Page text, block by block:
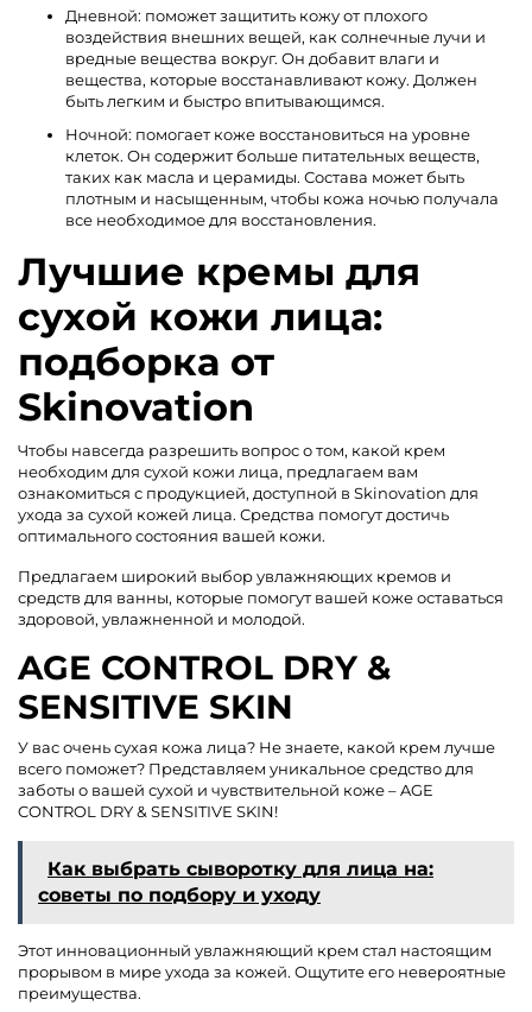
Дневной: поможет защитить кожу от плохого
воздействия внешних вещей, как солнечные лучи и
вредные вещества вокруг. Он добавит влаги и
вещества, которые восстанавливают кожу. Должен
быть легким и быстро впитывающимся.
Ночной: помогает коже восстановиться на уровне
клеток. Он содержит больше питательных веществ,
таких как масла и церамиды. Состава может быть
плотным и насыщенным, чтобы кожа ночью получала
все необходимое для восстановления.
Лучшие кремы для
сухой кожи лица:
подборка от
Skinovation
Чтобы навсегда разрешить вопрос о том, какой крем
необходим для сухой кожи лица, предлагаем вам
ознакомиться с продукцией, доступной в Skinovation для
ухода за сухой кожей лица. Средства помогут достичь
оптимального состояния вашей кожи.
Предлагаем широкий выбор увлажняющих кремов и
средств для ванны, которые помогут вашей коже оставаться
здоровой, увлажненной и молодой.
AGE CONTROL DRY &
SENSITIVE SKIN
У вас очень сухая кожа лица? Не знаете, какой крем лучше
всего поможет? Представляем уникальное средство для
заботы о вашей сухой и чувствительной коже – AGE
CONTROL DRY & SENSITIVE SKIN!
Как выбрать сыворотку для лица на:
советы по подбору и уходу
Этот инновационный увлажняющий крем стал настоящим
прорывом в мире ухода за кожей. Ощутите его невероятные
преимущества.